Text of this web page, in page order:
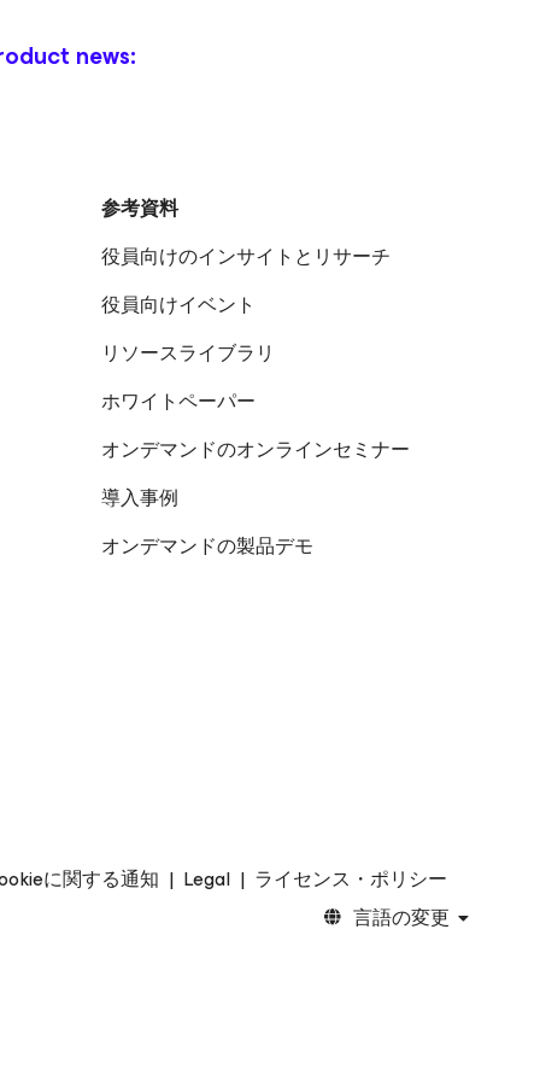
news:
参考資料
役員向けのインサイトとリサーチ
役員向けイベント
リソースライブラリ
ホワイトペーパー
オンデマンドのオンラインセミナー
導入事例
オンデマンドの製品デモ
に関する通知 | Legal | ライセンス・ポリシー
言語の変更